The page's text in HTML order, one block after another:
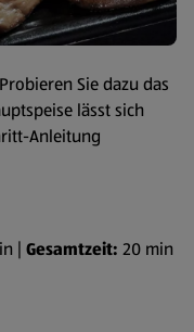
Sie dazu das
lässt sich
Anleitung
| Gesamtzeit: 20 min